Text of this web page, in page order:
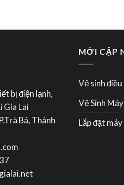
bị điện lạnh,
Gia Lai
Bá, Thành
MỚI CẬP
Vệ sinh
Vệ Sinh
Lắp đặt